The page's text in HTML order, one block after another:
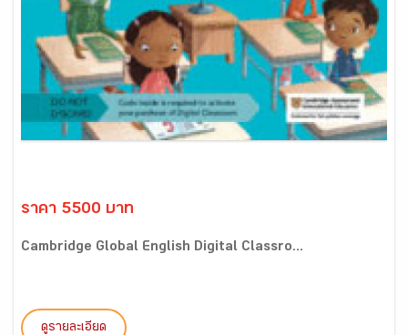
ราคา 5500 บาท
Cambridge Global English Digital Classro...
ดูรายละเอียด